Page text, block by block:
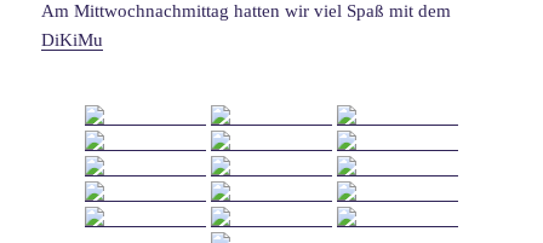
Am Mittwochnachmittag hatten wir viel Spaß mit dem
DiKiMu